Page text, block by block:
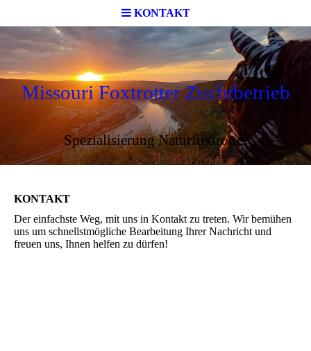
KONTAKT
Missouri Foxtrotter Zuchtbetrieb
Spezialisierung Naturfoxtrotter
KONTAKT
Der einfachste Weg, mit uns in Kontakt zu treten. Wir bemühen
uns um schnellstmögliche Bearbeitung Ihrer Nachricht und
freuen uns, Ihnen helfen zu dürfen!